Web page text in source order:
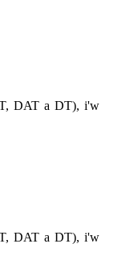
T, DAT a DT), i'w
T, DAT a DT), i'w